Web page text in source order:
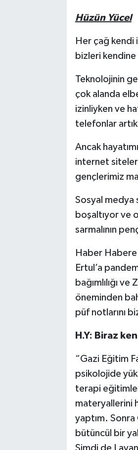
Hüzün Yücel
Her çağ kendi
bizleri
Teknolojinin
çok alanda
izinliyken ve
telefonlar
Ancak
internet siteleri
gençlerimiz
Sosyal medya
boşaltıyor ve
sarmalının
Haber Habere
Ertul’a
bağımlılığı
öneminden
püf notlarını
H.Y: Biraz
“Gazi Eğitim
psikolojide
terapi
materyallerini
yaptım.
bütüncül bir
Şimdi de